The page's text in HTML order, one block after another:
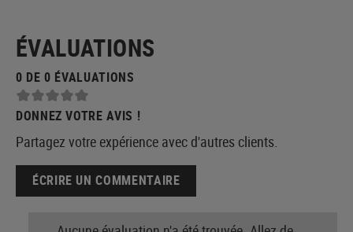
ÉVALUATIONS
0 DE 0 ÉVALUATIONS
DONNEZ VOTRE AVIS !
Partagez votre expérience avec d'autres clients.
ÉCRIRE UN COMMENTAIRE